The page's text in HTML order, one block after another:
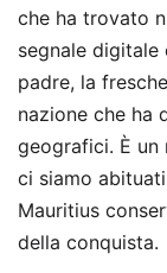
che ha trovato
segnale
padre, la
nazione che ha
geografici. È un
ci siamo
Mauritius
della conquista.